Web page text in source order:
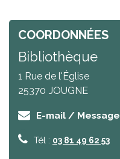
COORDONNÉES
Bibliothèque
1 Rue de l'Église
25370 JOUGNE
E-mail / Message
Tél : 03 81 49 62 53